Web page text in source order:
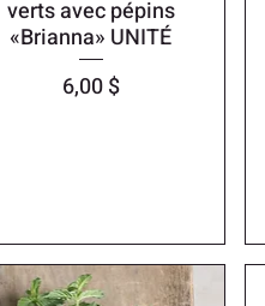
verts avec pépins
«Brianna» UNITÉ
Prix
6,00 $